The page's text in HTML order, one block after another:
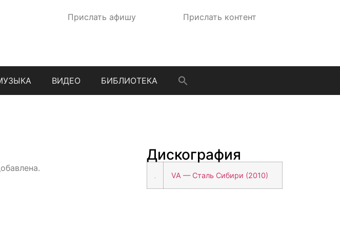
Прислать афишу Прислать контент
ВИДЕО БИБЛИОТЕКА
Дискография
VA — Сталь Сибири (2010)